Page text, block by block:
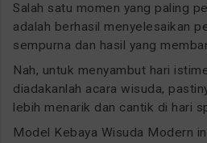
Salah satu momen yang paling
adalah berhasil menyelesaikan
sempurna dan hasil yang
Nah, untuk menyambut hari
diadakanlah acara wisuda,
lebih menarik dan cantik di hari
Model Kebaya Wisuda Modern